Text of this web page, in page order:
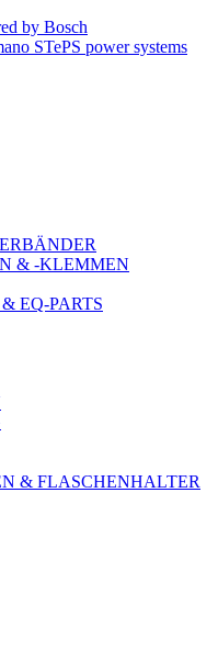
by Bosch
STePS power systems
& -KLEMMEN
EQ-PARTS
& FLASCHENHALTER